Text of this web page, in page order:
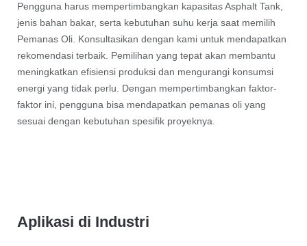
Pengguna harus mempertimbangkan kapasitas Asphalt Tank,
jenis bahan bakar, serta kebutuhan suhu kerja saat memilih
Pemanas Oli. Konsultasikan dengan kami untuk mendapatkan
rekomendasi terbaik. Pemilihan yang tepat akan membantu
meningkatkan efisiensi produksi dan mengurangi konsumsi
energi yang tidak perlu. Dengan mempertimbangkan faktor-
faktor ini, pengguna bisa mendapatkan pemanas oli yang
sesuai dengan kebutuhan spesifik proyeknya.
Aplikasi di Industri